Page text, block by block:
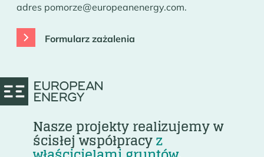
adres pomorze@europeanenergy.com.
Formularz zażalenia
Nasze projekty realizujemy w
ścisłej współpracyz